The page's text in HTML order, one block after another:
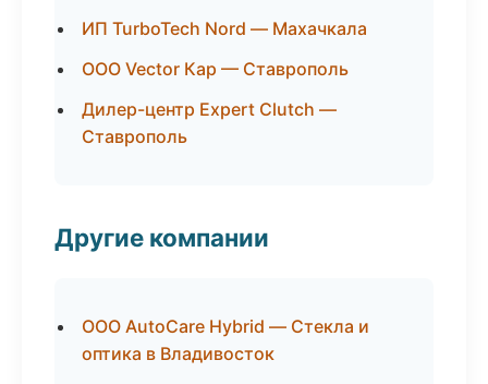
ИП TurboTech Nord — Махачкала
ООО Vector Кар — Ставрополь
Дилер-центр Expert Clutch —
Ставрополь
Другие компании
ООО AutoCare Hybrid — Стекла и
оптика в Владивосток